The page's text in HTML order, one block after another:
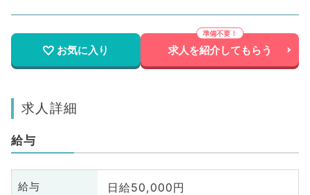
お気に入り 求人を紹介してもらう
求人詳細
給与
給与 日給50,000円